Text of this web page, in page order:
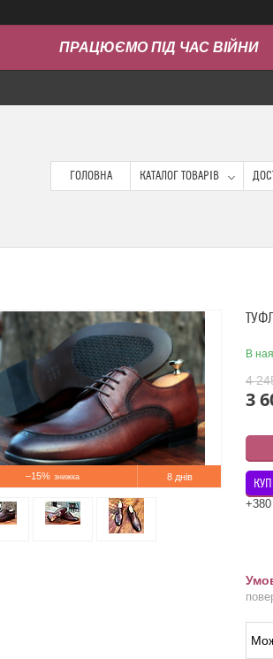
ПРАЦЮЄМО ПІД ЧАС ВІЙНИ
ГОЛОВНА КАТАЛОГ ТОВАРІВ
–15% 8 днів
В
4
3